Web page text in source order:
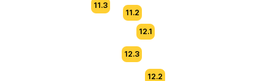
11.3
11.2
12.1
12.2
12.3